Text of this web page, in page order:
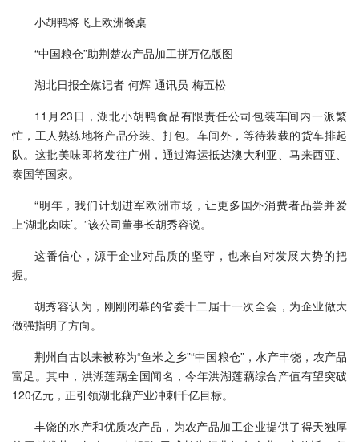
小胡鸭将飞上欧洲餐桌
“中国粮仓”助荆楚农产品加工拼万亿版图
湖北日报全媒记者 何辉 通讯员 梅五松
11月23日，湖北小胡鸭食品有限责任公司包装车间内一派繁
忙，工人熟练地将产品分装、打包。车间外，等待装载的货车排起
队。这批美味即将发往广州，通过海运抵达澳大利亚、马来西亚、
泰国等国家。
“明年，我们计划进军欧洲市场，让更多国外消费者品尝并爱
上‘湖北卤味’。”该公司董事长胡秀容说。
这番信心，源于企业对品质的坚守，也来自对发展大势的把
握。
胡秀容认为，刚刚闭幕的省委十二届十一次全会，为企业做大
做强指明了方向。
荆州自古以来被称为“鱼米之乡”“中国粮仓”，水产丰饶，农产品
富足。其中，洪湖莲藕全国闻名，今年洪湖莲藕综合产值有望突破
120亿元，正引领湖北藕产业冲刺千亿目标。
丰饶的水产和优质农产品，为农产品加工企业提供了得天独厚